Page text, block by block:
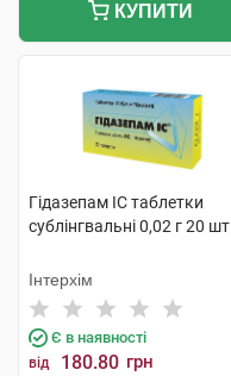
КУПИТИ
Гідазепам IC таблетки
сублінгвальні 0,02 г 20 шт
Інтерхім
Є в наявності
від 180.80 грн